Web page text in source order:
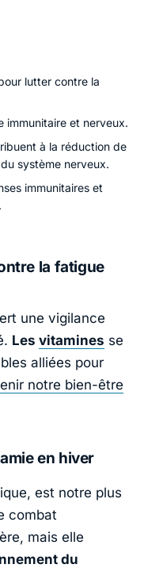
lutter contre la
immunitaire et nerveux.
à la réduction de
système nerveux.
immunitaires et
la fatigue
une vigilance
Les vitamines se
alliées pour
notre bien-être
en hiver
est notre plus
combat
mais elle
du